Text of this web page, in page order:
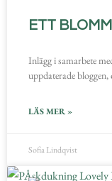
ETT
Inlägg i samarbete
uppdaterade
LÄS MER »
Sofia Lindqvist